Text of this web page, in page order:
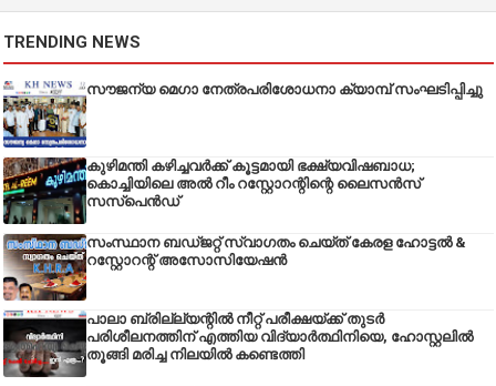
TRENDING NEWS
സൗജന്യ മെഗാ നേത്രപരിശോധനാ ക്യാമ്പ് സംഘടിപ്പിച്ചു
കുഴിമന്തി കഴിച്ചവർക്ക് കൂട്ടമായി ഭക്ഷ്യവിഷബാധ;
കൊച്ചിയിലെ അൽ റീം റസ്റ്റോറന്റിന്റെ ലൈസൻസ്
സസ്പെൻഡ്
സംസ്ഥാന ബഡ്‌ജറ്റ് സ്വാഗതം ചെയ്ത് കേരള ഹോട്ടൽ &
റസ്റ്റോറന്റ് അസോസിയേഷൻ
പാലാ ബ്രില്ല്യന്റിൽ നീറ്റ് പരീക്ഷയ്ക്ക് തുടർ
പരിശീലനത്തിന് എത്തിയ വിദ്യാർത്ഥിനിയെ, ഹോസ്റ്റലിൽ
തൂങ്ങി മരിച്ച നിലയിൽ കണ്ടെത്തി